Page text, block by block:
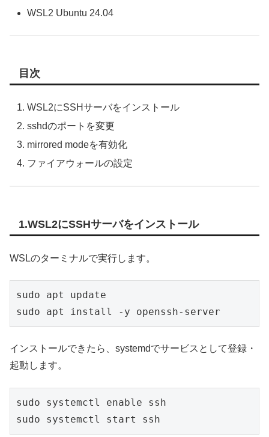
WSL2 Ubuntu 24.04
目次
WSL2にSSHサーバをインストール
sshdのポートを変更
mirrored modeを有効化
ファイアウォールの設定
1.WSL2にSSHサーバをインストール
WSLのターミナルで実行します。
sudo apt update
sudo apt install -y openssh-server
インストールできたら、systemdでサービスとして登録・
起動します。
sudo systemctl enable ssh
sudo systemctl start ssh